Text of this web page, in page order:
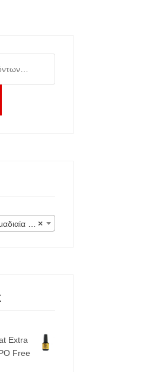
×
(0)
Extra
Free